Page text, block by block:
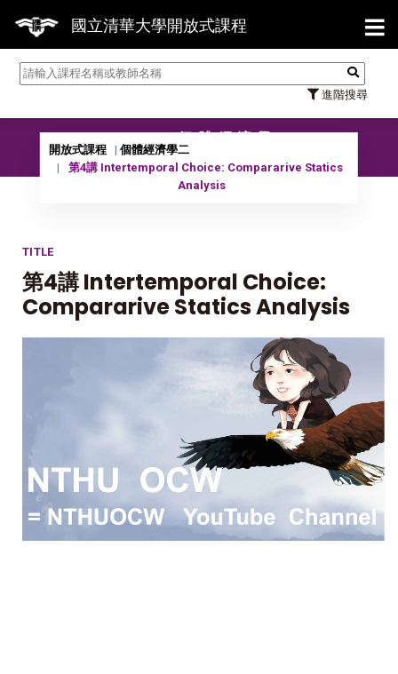
國立清華大學開放式課程
進階搜尋
【
10402 個體經濟學二
開放式課程
個體經濟學二
第4講 Intertemporal Choice: Compararive Statics
Analysis
TITLE
第4講 Intertemporal Choice:
Compararive Statics Analysis